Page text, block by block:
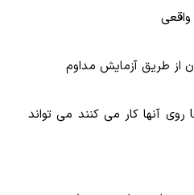
انواع پروژه هایی که طراحان UX روی آنها کار می کنند می تواند